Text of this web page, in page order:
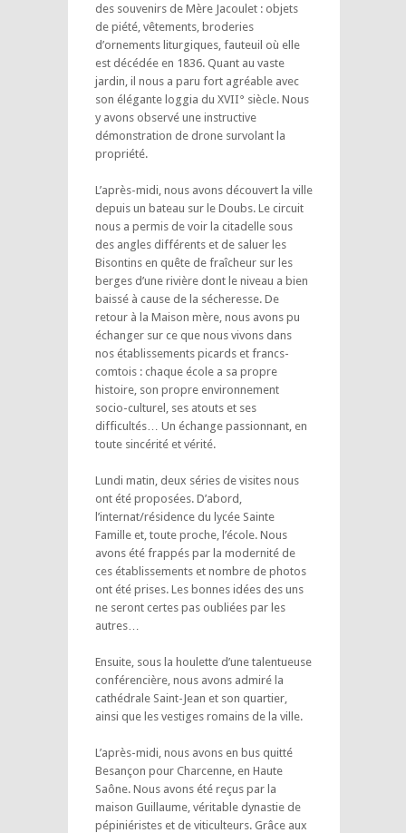
des souvenirs de Mère Jacoulet : objets
de piété, vêtements, broderies
d’ornements liturgiques, fauteuil où elle
est décédée en 1836. Quant au vaste
jardin, il nous a paru fort agréable avec
son élégante loggia du XVII° siècle. Nous
y avons observé une instructive
démonstration de drone survolant la
propriété.
L’après-midi, nous avons découvert la ville
depuis un bateau sur le Doubs. Le circuit
nous a permis de voir la citadelle sous
des angles différents et de saluer les
Bisontins en quête de fraîcheur sur les
berges d’une rivière dont le niveau a bien
baissé à cause de la sécheresse. De
retour à la Maison mère, nous avons pu
échanger sur ce que nous vivons dans
nos établissements picards et francs-
comtois : chaque école a sa propre
histoire, son propre environnement
socio-culturel, ses atouts et ses
difficultés… Un échange passionnant, en
toute sincérité et vérité.
Lundi matin, deux séries de visites nous
ont été proposées. D’abord,
l’internat/résidence du lycée Sainte
Famille et, toute proche, l’école. Nous
avons été frappés par la modernité de
ces établissements et nombre de photos
ont été prises. Les bonnes idées des uns
ne seront certes pas oubliées par les
autres…
Ensuite, sous la houlette d’une talentueuse
conférencière, nous avons admiré la
cathédrale Saint-Jean et son quartier,
ainsi que les vestiges romains de la ville.
L’après-midi, nous avons en bus quitté
Besançon pour Charcenne, en Haute
Saône. Nous avons été reçus par la
maison Guillaume, véritable dynastie de
pépiniéristes et de viticulteurs. Grâce aux